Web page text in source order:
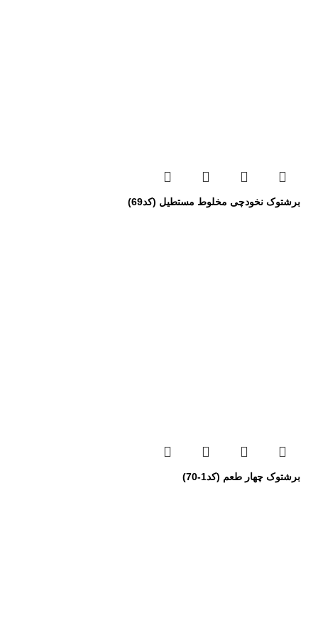
برشتوک نخودچی مخلوط مستطیل (کد69)
برشتوک چهار طعم (کد1-70)